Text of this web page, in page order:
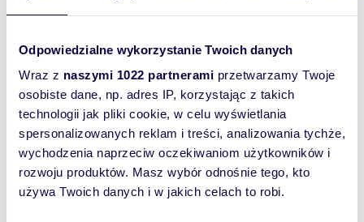
Odpowiedzialne wykorzystanie Twoich danych
Wraz z naszymi 1022 partnerami przetwarzamy Twoje
osobiste dane, np. adres IP, korzystając z takich
technologii jak pliki cookie, w celu wyświetlania
spersonalizowanych reklam i treści, analizowania tychże,
wychodzenia naprzeciw oczekiwaniom użytkowników i
rozwoju produktów. Masz wybór odnośnie tego, kto
używa Twoich danych i w jakich celach to robi.
2 2 37,09 m 531 500 zł
Podobne
nieruchomości